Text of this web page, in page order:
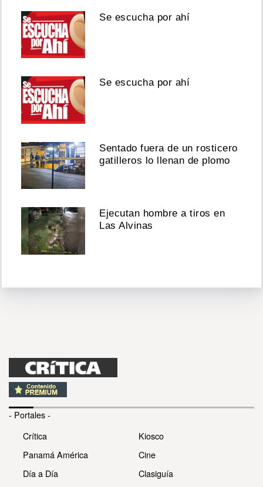
Se escucha por ahí
Se escucha por ahí
Sentado fuera de un rosticero
gatilleros lo llenan de plomo
Ejecutan hombre a tiros en
Las Alvinas
- Portales -
Crítica
Panamá América
Día a Día
Kiosco
Cine
Clasiguía